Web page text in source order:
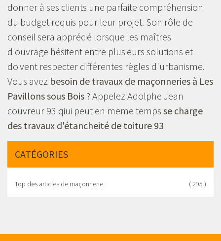
donner à ses clients une parfaite compréhension
du budget requis pour leur projet. Son rôle de
conseil sera apprécié lorsque les maîtres
d'ouvrage hésitent entre plusieurs solutions et
doivent respecter différentes règles d'urbanisme.
Vous avez besoin de travaux de maçonneries à Les
Pavillons sous Bois ? Appelez Adolphe Jean
couvreur 93 qiui peut en meme temps se charge
des travaux d'étancheité de toiture 93
CATÉGORIES
Top des articles de maçonnerie ( 295 )